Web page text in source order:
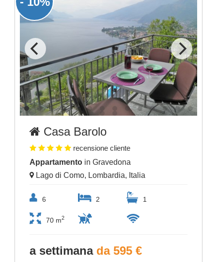
Casa Barolo
recensione cliente
Appartamento in Gravedona
Lago di Como, Lombardia, Italia
6 2 1
70 m2
a settimana da 595 €